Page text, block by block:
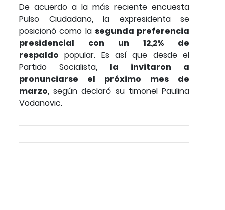
De acuerdo a la más reciente encuesta
Pulso Ciudadano, la expresidenta se
posicionó como la segunda preferencia
presidencial con un 12,2% de
respaldo popular. Es así que desde el
Partido Socialista, la invitaron a
pronunciarse el próximo mes de
marzo, según declaró su timonel Paulina
Vodanovic.